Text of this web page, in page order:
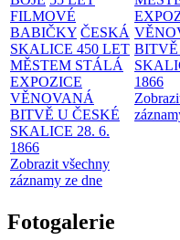
FILMOVÉ
BABIČKY ČESKÁ
SKALICE 450 LET
MĚSTEM STÁLÁ
EXPOZICE
VĚNOVANÁ
BITVĚ U ČESKÉ
SKALICE 28. 6.
1866
Zobrazit všechny
záznamy ze dne
BITVĚ
1866
Fotogalerie